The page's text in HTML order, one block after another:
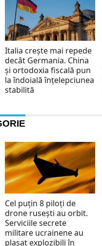
Italia crește mai repede
decât Germania. China
și ortodoxia fiscală pun
la îndoială înțelepciunea
stabilită
Cel puțin 8 piloți de
drone rusești au orbit.
Serviciile secrete
militare ucrainene au
plasat explozibili în